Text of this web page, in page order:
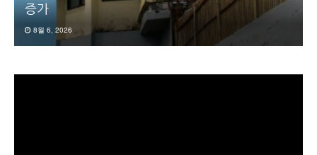
증가
8월 6, 2026